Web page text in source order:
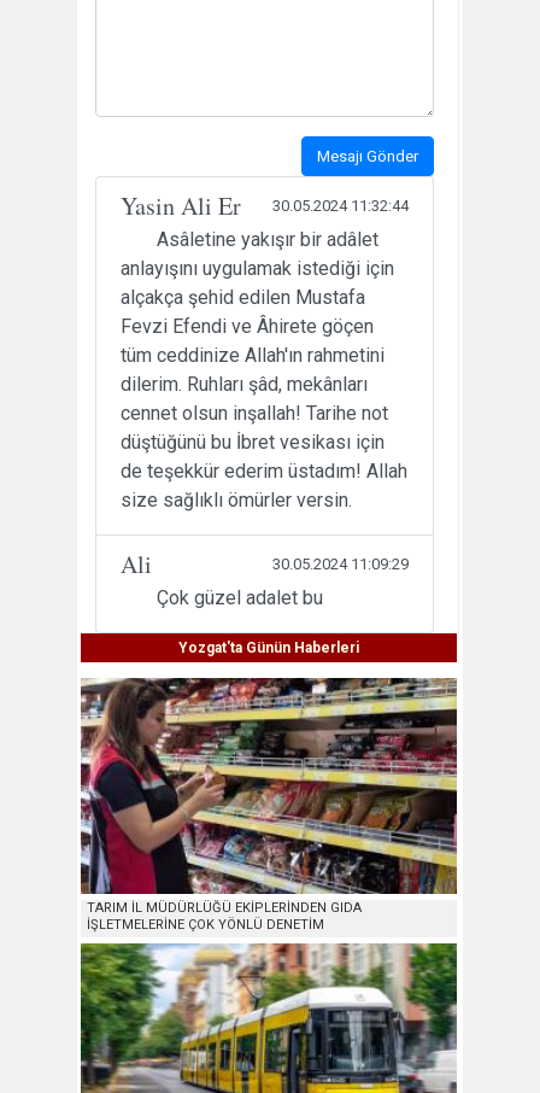
Mesajı Gönder
Yasin Ali Er 30.05.2024 11:32:44
Asâletine yakışır bir adâlet
anlayışını uygulamak istediği için
alçakça şehid edilen Mustafa
Fevzi Efendi ve Âhirete göçen
tüm ceddinize Allah'ın rahmetini
dilerim. Ruhları şâd, mekânları
cennet olsun inşallah! Tarihe not
düştüğünü bu İbret vesikası için
de teşekkür ederim üstadım! Allah
size sağlıklı ömürler versin.
Ali 30.05.2024 11:09:29
Çok güzel adalet bu
Yozgat'ta Günün Haberleri
TARIM İL MÜDÜRLÜĞÜ EKİPLERİNDEN GIDA
İŞLETMELERİNE ÇOK YÖNLÜ DENETİM